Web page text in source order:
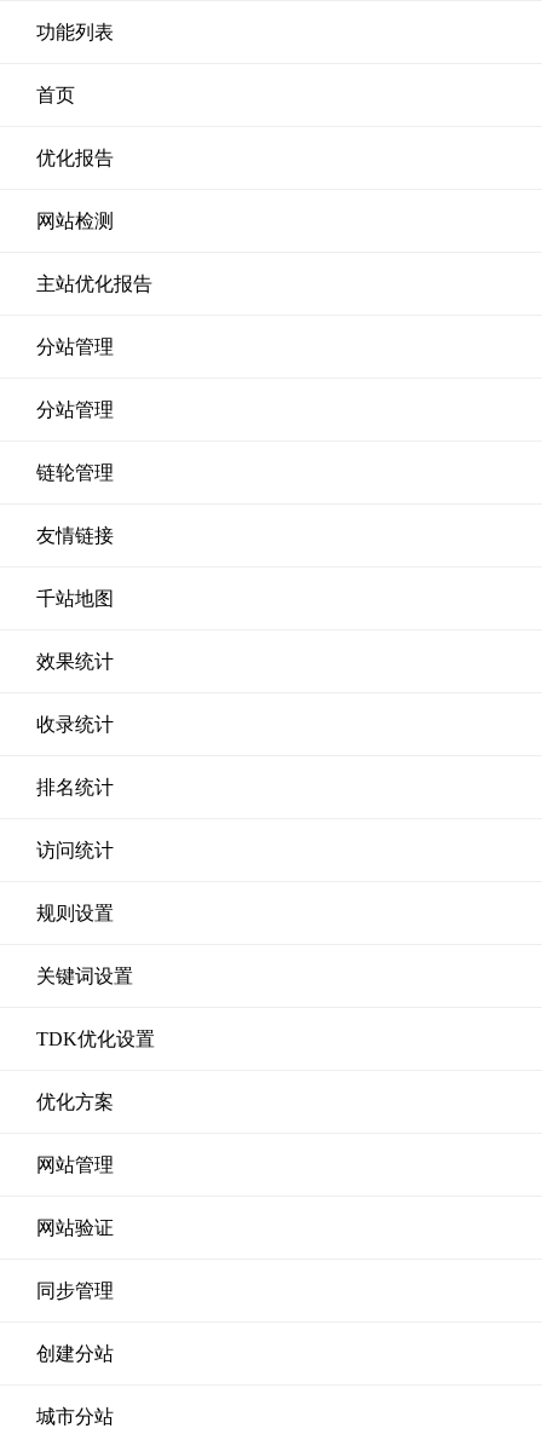
功能列表
首页
优化报告
网站检测
主站优化报告
分站管理
分站管理
链轮管理
友情链接
千站地图
效果统计
收录统计
排名统计
访问统计
规则设置
关键词设置
TDK优化设置
优化方案
网站管理
网站验证
同步管理
创建分站
城市分站